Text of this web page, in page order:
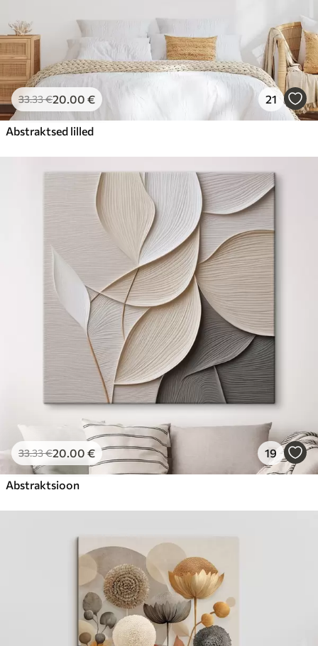
33.33€20.00 € 21
Abstraktsed lilled
33.33€20.00 € 19
Abstraktsioon